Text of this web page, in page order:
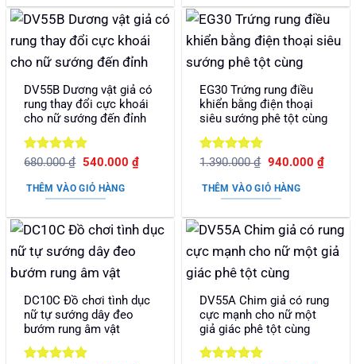
DV55B Dương vật giả có
rung thay đổi cực khoái
cho nữ sướng đến đỉnh
Được xếp
sao
680.000₫ Giá
là:
680.000 ₫.
540.000 ₫Giá
hiện
THÊM VÀO GIỎ HÀNG
EG30 Trứng rung điều
khiển bằng điện thoại
siêu sướng phê tột cùng
Được xếp
sao
1.390.000₫ Giá
là:
1.390.000 ₫.
940.000 ₫Giá
hiện
THÊM VÀO GIỎ HÀNG
DC10C Đồ chơi tình dục
nữ tự sướng dây đeo
bướm rung âm vật
DV55A Chim giả có rung
cực mạnh cho nữ một
giả giác phê tột cùng